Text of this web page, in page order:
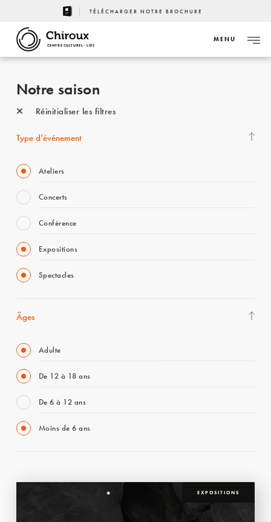
TÉLÉCHARGER NOTRE BROCHURE
CENTRE CULTUREL - LIÈGE
MENU
Notre saison
Réinitialiser les filtres
Type d’événement
Ateliers
Concerts
Conférence
Expositions
Spectacles
Âges
Adulte
De 12 à 18 ans
De 6 à 12 ans
Moins de 6 ans
EXPOSITIONS